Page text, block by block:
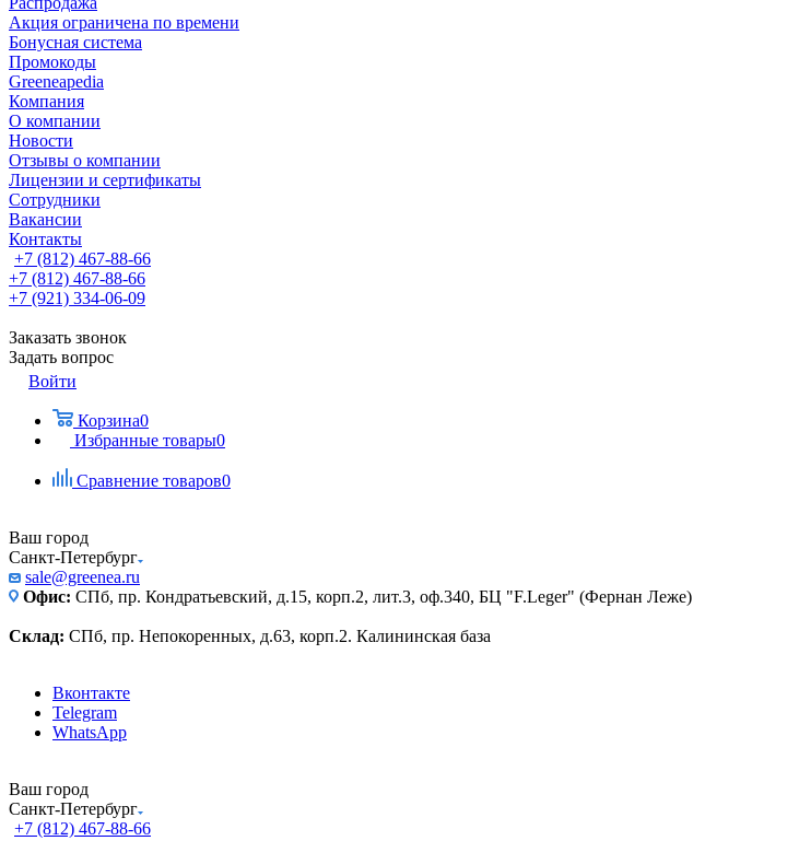
Акция ограничена по времени
Бонусная система
Промокоды
Greeneapedia
Компания
О компании
Новости
Отзывы о компании
Лицензии и сертификаты
Сотрудники
Вакансии
Контакты
+7 (812) 467-88-66
+7 (812) 467-88-66
+7 (921) 334-06-09
Заказать звонок
Задать вопрос
Войти
Корзина0
Избранные товары0
Сравнение товаров0
Ваш город
Санкт-Петербург
sale@greenea.ru
Офис: СПб, пр. Кондратьевский, д.15, корп.2, лит.3, оф.340, БЦ "F.Leger" (Фернан Леже)
Склад: СПб, пр. Непокоренных, д.63, корп.2. Калининская база
Вконтакте
Telegram
WhatsApp
Ваш город
Санкт-Петербург
+7 (812) 467-88-66